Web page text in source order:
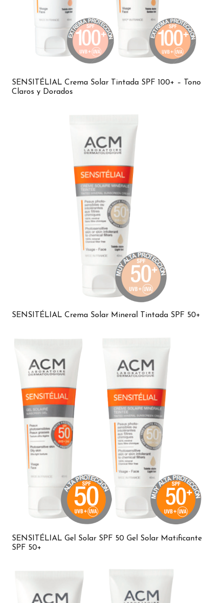
SENSITÉLIAL Crema Solar Tintada SPF 100+ – Tono
Claros y Dorados
SENSITÉLIAL Crema Solar Mineral Tintada SPF 50+
SENSITÉLIAL Gel Solar SPF 50 Gel Solar Matificante
SPF 50+